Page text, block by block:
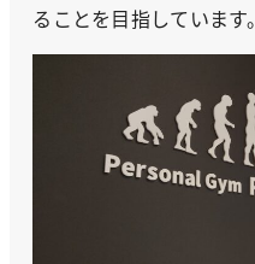
ることを目指しています。